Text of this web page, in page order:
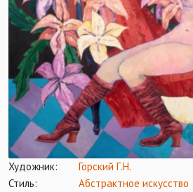
Художник:
Горский Г.Н.
Стиль:
Абстрактное искусство